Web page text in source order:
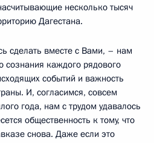
несколько тысяч
Дагестана.
сделать вместе с Вами, – нам
сознания каждого рядового
событий и важность
И, согласимся, совсем
года, нам с трудом удавалось
общественность к тому, что
снова. Даже если это